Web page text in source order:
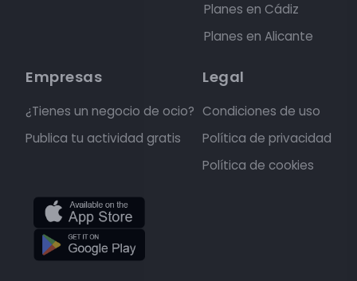
Planes en Cádiz
Planes en Alicante
Empresas
¿Tienes un negocio de ocio?
Publica tu actividad gratis
Legal
Condiciones de uso
Política de privacidad
Política de cookies